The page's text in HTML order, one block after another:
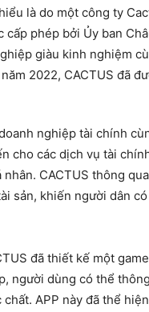
là do một công ty
cấp phép bởi Ủy ban
giàu kinh nghiệm
2022, CACTUS đã
nghiệp tài chính
cho các dịch vụ tài
nhân. CACTUS thông
sản, khiến người dân
đã thiết kế một
người dùng có thể
APP này đã thể